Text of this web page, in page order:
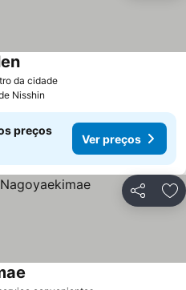
da cidade
Nisshin
preços
Ver preços
Partilhar